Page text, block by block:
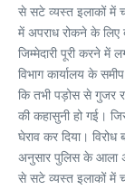
से सटे व्यस्त इलाकों में
में अपराध रोकने के लिए
जिम्मेदारी पूरी करने
विभाग कार्यालय के
कि तभी पड़ोस से गुजर
की कहासुनी हो गई।
घेराव कर दिया।
अनुसार पुलिस के आला
से सटे व्यस्त इलाकों में